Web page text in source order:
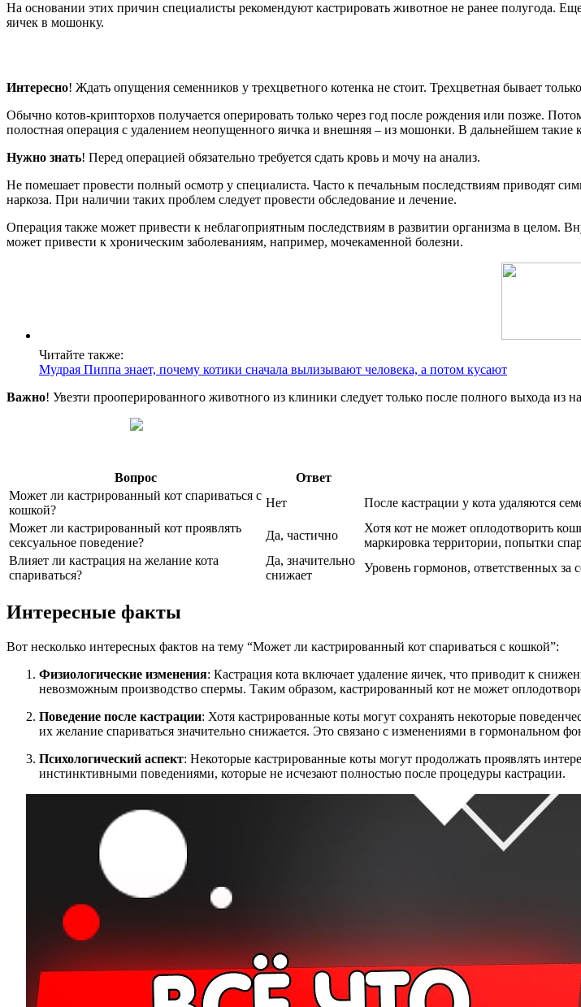
На основании этих причин специалисты рекомендуют кастрировать животное не ранее полугода.
яичек в мошонку.
Интересно! Ждать опущения семенников у трехцветного котенка не стоит. Трехцветная бывает
Обычно котов-крипторхов получается оперировать только через год после рождения или позже.
полостная операция с удалением неопущенного яичка и внешняя – из мошонки. В дальнейшем такие
Нужно знать! Перед операцией обязательно требуется сдать кровь и мочу на анализ.
Не помешает провести полный осмотр у специалиста. Часто к печальным последствиям приводят
наркоза. При наличии таких проблем следует провести обследование и лечение.
Операция также может привести к неблагоприятным последствиям в развитии организма в
может привести к хроническим заболеваниям, например, мочекаменной болезни.
Читайте также:
Мудрая Пиппа знает, почему котики сначала вылизывают человека, а потом кусают
Важно! Увезти прооперированного животного из клиники следует только после полного выхода из
Вопрос Ответ
Может ли кастрированный кот спариваться с
кошкой?
Нет
После кастрации у кота удаляются
Может ли кастрированный кот проявлять
сексуальное поведение?
Да, частично
Хотя кот не может оплодотворить
маркировка территории, попытки
Влияет ли кастрация на желание кота
спариваться?
Да, значительно
снижает
Уровень гормонов, ответственных за
Интересные факты
Вот несколько интересных фактов на тему “Может ли кастрированный кот спариваться с кошкой”:
Физиологические изменения: Кастрация кота включает удаление яичек, что приводит к
невозможным производство спермы. Таким образом, кастрированный кот не может
Поведение после кастрации: Хотя кастрированные коты могут сохранять некоторые
их желание спариваться значительно снижается. Это связано с изменениями в гормональном
Психологический аспект: Некоторые кастрированные коты могут продолжать проявлять
инстинктивными поведениями, которые не исчезают полностью после процедуры кастрации.